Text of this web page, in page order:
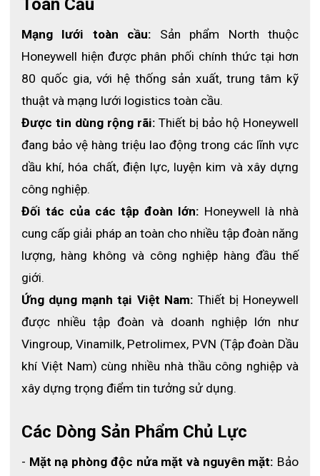
tính năng vượt trội so với các loại găng tay khác.
Phủ nhám
Găng tayHoneywell NK803ESđược phủ nhám ở lòng bàn tay và
trong môi trường chất lỏng. Ngoài ra nó còn giúp găng tay tăng
độ bền và chống mài mòn.
Lớp lót Cotton Interlock
Được lót bằng lớpcotton Interlockcho găng tay thêm khả
cho người đeo
Việc không sử dụng bột phủ bên trong mà sử dụng cotton
nhằm hạn chế một số nhược điểm của phủ bột
Ở môi trường khô, độ ẩm thấp, bột trong găng có thể khiến
da tay bị khô.
thấp), bột trong găng tay sẽ dễ bị vón cục.
Trong quá trình chế biến thức ăn, bột trong găng có thể phát
Một số người bị ngứa hoặc mẫn đỏ khi sử dụng găng tay có
bột làm từ cao su latex (cao su tự nhiên).
Ứng dụng của găng tay NK803ES
loạt các chất lỏng dầu, chất tẩy rửa và nhiều dung môi. Công
việc liên quan đến dầu nhớt, sản xuất sơn, vecni bảo vệ toàn
cánh tay.
Toàn Cầu
Mạng lưới toàn cầu: Sản phẩm North thuộc
Honeywell hiện được phân phối chính thức tại hơn
80 quốc gia, với hệ thống sản xuất, trung tâm kỹ
thuật và mạng lưới logistics toàn cầu.
Được tin dùng rộng rãi: Thiết bị bảo hộ Honeywell
đang bảo vệ hàng triệu lao động trong các lĩnh vực
dầu khí, hóa chất, điện lực, luyện kim và xây dựng
công nghiệp.
Đối tác của các tập đoàn lớn: Honeywell là nhà
cung cấp giải pháp an toàn cho nhiều tập đoàn năng
lượng, hàng không và công nghiệp hàng đầu thế
giới.
Ứng dụng mạnh tại Việt Nam: Thiết bị Honeywell
được nhiều tập đoàn và doanh nghiệp lớn như
Vingroup, Vinamilk, Petrolimex, PVN (Tập đoàn Dầu
khí Việt Nam) cùng nhiều nhà thầu công nghiệp và
xây dựng trọng điểm tin tưởng sử dụng.
Các Dòng Sản Phẩm Chủ Lực
- Mặt nạ phòng độc nửa mặt và nguyên mặt: Bảo